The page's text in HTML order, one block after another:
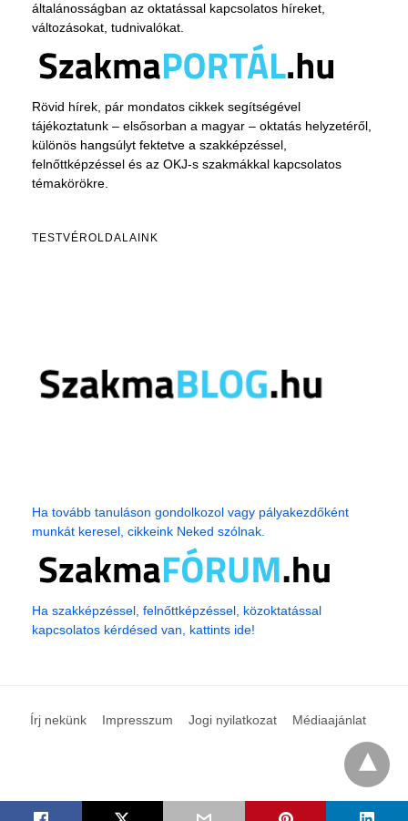
általánosságban az oktatással kapcsolatos híreket,
változásokat, tudnivalókat.
Rövid hírek, pár mondatos cikkek segítségével
tájékoztatunk – elsősorban a magyar – oktatás helyzetéről,
különös hangsúlyt fektetve a szakképzéssel,
felnőttképzéssel és az OKJ-s szakmákkal kapcsolatos
témakörökre.
TESTVÉROLDALAINK
Ha tovább tanuláson gondolkozol vagy pályakezdőként
munkát keresel, cikkeink Neked szólnak.
Ha szakképzéssel, felnőttképzéssel, közoktatással
kapcsolatos kérdésed van, kattints ide!
Írj nekünk Impresszum Jogi nyilatkozat Médiaajánlat